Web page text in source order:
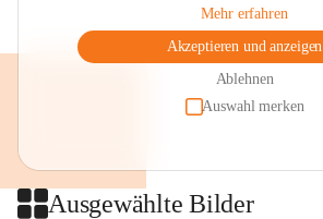
Mehr erfahren
Akzeptieren und anzeigen
Ablehnen
Auswahl merken
Ausgewählte Bilder